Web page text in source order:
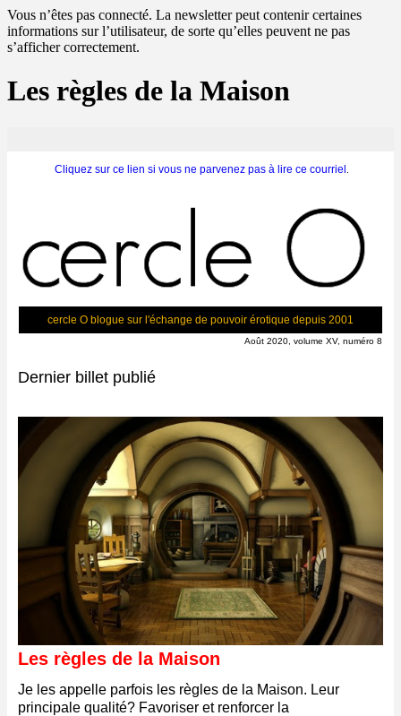
Vous n’êtes pas connecté. La newsletter peut contenir certaines
informations sur l’utilisateur, de sorte qu’elles peuvent ne pas
s’afficher correctement.
Les règles de la Maison
Cliquez sur ce lien si vous ne parvenez pas à lire ce courriel
cercle O blogue sur l'échange de pouvoir érotique depuis 2001
Août 2020, volume XV, numéro 8
Dernier billet publié
Les règles de la Maison
Je les appelle parfois les règles de la Maison. Leur
principale qualité? Favoriser et renforcer la